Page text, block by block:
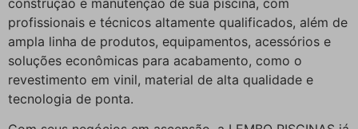
profissionais e técnicos altamente qualificados, além de
ampla linha de produtos, equipamentos, acessórios e
soluções econômicas para acabamento, como o
revestimento em vinil, material de alta qualidade e
tecnologia de ponta.